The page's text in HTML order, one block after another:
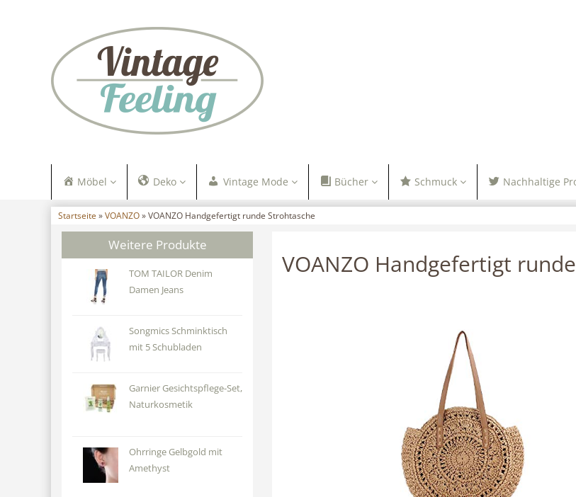
Möbel Deko Vintage Mode Bücher Schmuck Nachhaltige
Startseite »VOANZO» VOANZO Handgefertigt runde Strohtasche
Weitere Produkte
TOM TAILOR Denim
Damen Jeans
Songmics Schminktisch
mit 5 Schubladen
Garnier Gesichtspflege-Set,
Naturkosmetik
Ohrringe Gelbgold mit
Amethyst
VOANZO Handgefertigt